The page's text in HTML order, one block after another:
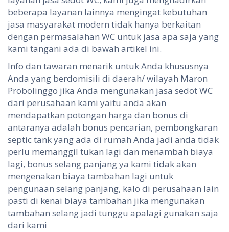
beberapa layanan lainnya mengingat kebutuhan
jasa masyarakat modern tidak hanya berkaitan
dengan permasalahan WC untuk jasa apa saja yang
kami tangani ada di bawah artikel ini.
Info dan tawaran menarik untuk Anda khususnya
Anda yang berdomisili di daerah/ wilayah Maron
Probolinggo jika Anda mengunakan jasa sedot WC
dari perusahaan kami yaitu anda akan
mendapatkan potongan harga dan bonus di
antaranya adalah bonus pencarian, pembongkaran
septic tank yang ada di rumah Anda jadi anda tidak
perlu memanggil tukan lagi dan menambah biaya
lagi, bonus selang panjang ya kami tidak akan
mengenakan biaya tambahan lagi untuk
pengunaan selang panjang, kalo di perusahaan lain
pasti di kenai biaya tambahan jika mengunakan
tambahan selang jadi tunggu apalagi gunakan saja
dari kami